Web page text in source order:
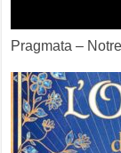
Pragmata –